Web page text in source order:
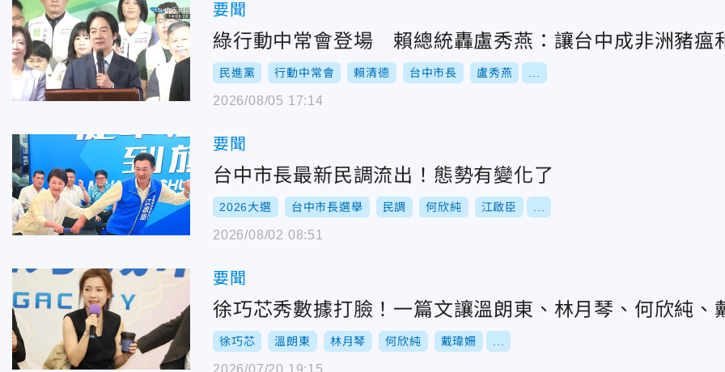
要聞
綠行動中常會登場 賴總統轟盧秀燕：讓台中成非洲豬瘟
民進黨 行動中常會 賴清德 台中市長 盧秀燕
2026/08/05 17:14
要聞
台中市長最新民調流出！態勢有變化了
2026大選 台中市長選舉 民調 何欣純 江啟臣
2026/08/02 08:51
要聞
徐巧芯秀數據打臉！一篇文讓溫朗東、林月琴、何欣純、
徐巧芯 溫朗東 林月琴 何欣純 戴瑋姍
2026/07/20 19:15